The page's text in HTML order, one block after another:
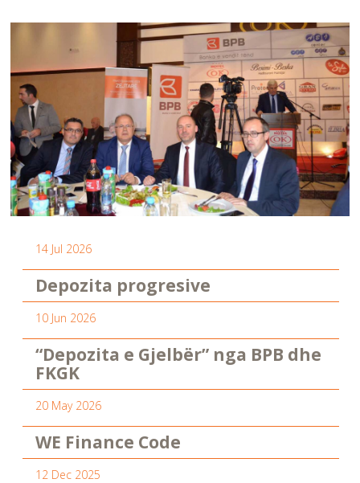
14 Jul 2026
Depozita progresive
10 Jun 2026
“Depozita e Gjelbër” nga BPB dhe
FKGK
20 May 2026
WE Finance Code
12 Dec 2025